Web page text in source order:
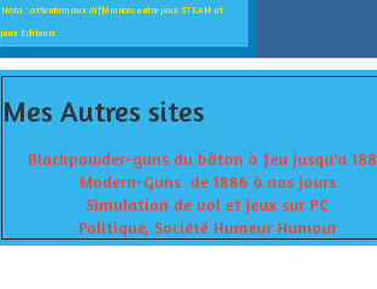
Nota : attention aux différences entre jeux STEAM et
jeux Editeurs
Mes Autres sites
Blackpowder-guns du bâton à feu jusqu'a
Modern-Guns de 1886 à nos jours
Simulation de vol et jeux sur PC
Politique, Société Humeur Humour